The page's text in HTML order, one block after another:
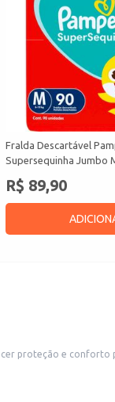
Fralda Descartável
Supersequinha Jumbo
R$ 89,90
proteção e